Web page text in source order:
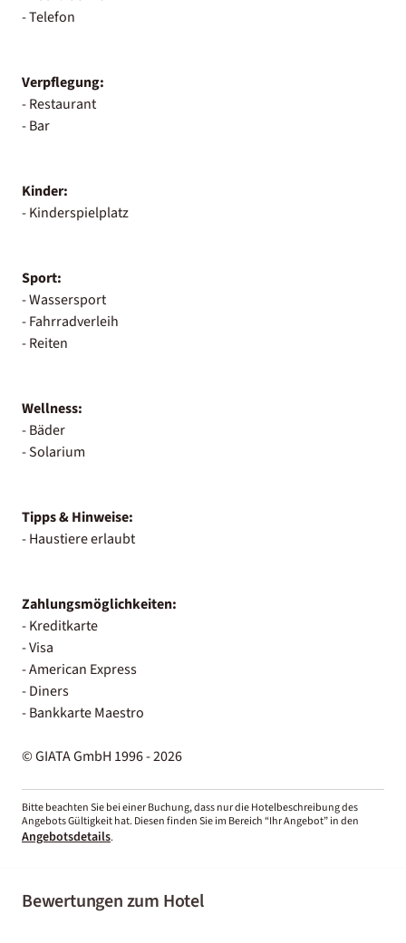
- Telefon
Verpflegung:
- Restaurant
- Bar
Kinder:
- Kinderspielplatz
Sport:
- Wassersport
- Fahrradverleih
- Reiten
Wellness:
- Bäder
- Solarium
Tipps & Hinweise:
- Haustiere erlaubt
Zahlungsmöglichkeiten:
- Kreditkarte
- Visa
- American Express
- Diners
- Bankkarte Maestro
© GIATA GmbH 1996 - 2026
Bitte beachten Sie bei einer Buchung, dass nur die Hotelbeschreibung des
Angebots Gültigkeit hat. Diesen finden Sie im Bereich “Ihr Angebot” in den
Angebotsdetails.
Bewertungen zum Hotel